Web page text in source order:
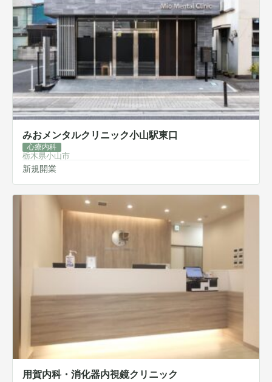
みおメンタルクリニック小山駅東口
心療内科
栃木県小山市
新規開業
用賀内科・消化器内視鏡クリニック